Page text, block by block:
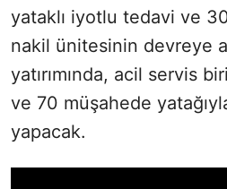
yataklı iyotlu tedavi ve
nakil ünitesinin devreye
yatırımında, acil servis
ve 70 müşahede
yapacak.